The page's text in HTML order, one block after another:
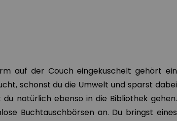
auf der Couch eingekuschelt gehört ein
schonst du die Umwelt und sparst dabei
natürlich ebenso in die Bibliothek gehen.
Buchtauschbörsen an. Du bringst eines